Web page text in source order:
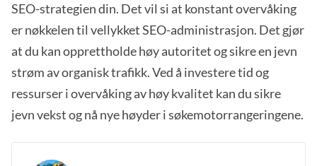
SEO-strategien din. Det vil si at konstant overvåking
er nøkkelen til vellykket SEO-administrasjon. Det gjør
at du kan opprettholde høy autoritet og sikre en jevn
strøm av organisk trafikk. Ved å investere tid og
ressurser i overvåking av høy kvalitet kan du sikre
jevn vekst og nå nye høyder i søkemotorrangeringene.